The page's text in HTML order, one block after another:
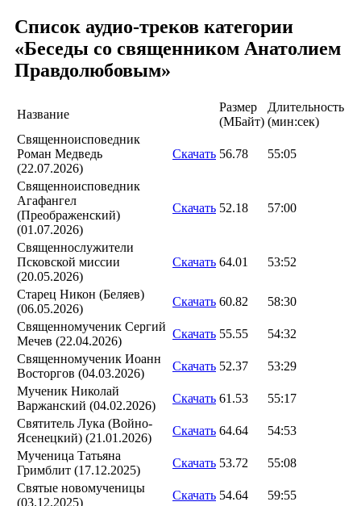
Список аудио-треков категории
«Беседы со священником Анатолием
Правдолюбовым»
Название
Размер
(MБайт)
Длительность
(мин:сек)
Священноисповедник
Роман Медведь
(22.07.2026)
Скачать 56.78 55:05
Священноисповедник
Агафангел
(Преображенский)
(01.07.2026)
Скачать 52.18 57:00
Священнослужители
Псковской миссии
(20.05.2026)
Скачать 64.01 53:52
Старец Никон (Беляев)
(06.05.2026)
Скачать 60.82
58:30
Священномученик Сергий
Мечев (22.04.2026)
Скачать 55.55
54:32
Священномученик Иоанн
Восторгов (04.03.2026)
Скачать 52.37
53:29
Мученик Николай
Варжанский (04.02.2026)
Скачать 61.53
55:17
Святитель Лука (Войно-
Ясенецкий) (21.01.2026)
Скачать 64.64
54:53
Мученица Татьяна
Гримблит (17.12.2025)
Скачать 53.72
55:08
Святые новомученицы
(03.12.2025)
Скачать 54.64
59:55